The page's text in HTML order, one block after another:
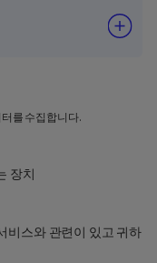
를 수집합니다.
장치
비스와 관련이 있고 귀하